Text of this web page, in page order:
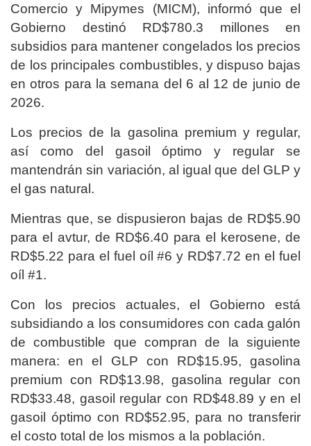
Comercio y Mipymes (MICM), informó que el
Gobierno destinó RD$780.3 millones en
subsidios para mantener congelados los precios
de los principales combustibles, y dispuso bajas
en otros para la semana del 6 al 12 de junio de
2026.
Los precios de la gasolina premium y regular,
así como del gasoil óptimo y regular se
mantendrán sin variación, al igual que del GLP y
el gas natural.
Mientras que, se dispusieron bajas de RD$5.90
para el avtur, de RD$6.40 para el kerosene, de
RD$5.22 para el fuel oíl #6 y RD$7.72 en el fuel
oíl #1.
Con los precios actuales, el Gobierno está
subsidiando a los consumidores con cada galón
de combustible que compran de la siguiente
manera: en el GLP con RD$15.95, gasolina
premium con RD$13.98, gasolina regular con
RD$33.48, gasoil regular con RD$48.89 y en el
gasoil óptimo con RD$52.95, para no transferir
el costo total de los mismos a la población.